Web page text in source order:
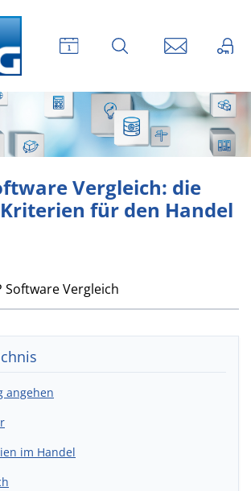
Vergleich: die
für den Handel
Software Vergleich
angehen
im Handel